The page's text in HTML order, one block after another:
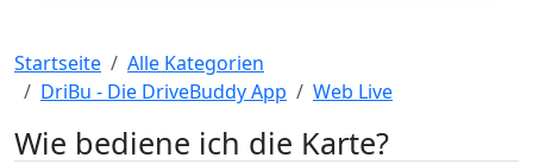
Startseite
Alle Kategorien
DriBu - Die DriveBuddy App
Web Live
Wie bediene ich die Karte?